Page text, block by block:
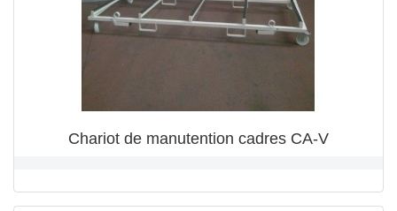
Chariot de manutention cadres CA-V